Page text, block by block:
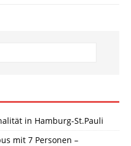
in Hamburg-St.Pauli
mit 7 Personen –